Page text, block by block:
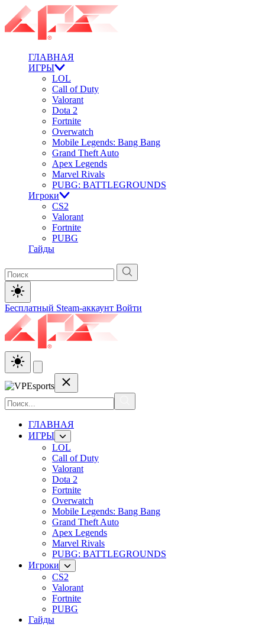
ГЛАВНАЯ
ИГРЫ
LOL
Call of Duty
Valorant
Dota 2
Fortnite
Overwatch
Mobile Legends: Bang Bang
Grand Theft Auto
Apex Legends
Marvel Rivals
PUBG: BATTLEGROUNDS
Игроки
CS2
Valorant
Fortnite
PUBG
Гайды
Бесплатный Steam-аккаунт Войти
ГЛАВНАЯ
ИГРЫ
LOL
Call of Duty
Valorant
Dota 2
Fortnite
Overwatch
Mobile Legends: Bang Bang
Grand Theft Auto
Apex Legends
Marvel Rivals
PUBG: BATTLEGROUNDS
Игроки
CS2
Valorant
Fortnite
PUBG
Гайды